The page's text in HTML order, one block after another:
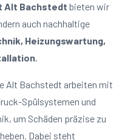
Alt Bachstedt bieten wir
auch nachhaltige
Heizungswartung,
.
Alt Bachstedt arbeiten mit
Spülsystemen und
um Schäden präzise zu
Dabei steht